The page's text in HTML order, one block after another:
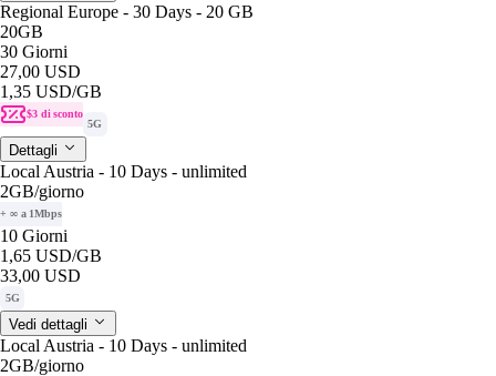
Regional Europe - 30 Days - 20 GB
20GB
30 Giorni
27,00 USD
1,35 USD/GB
$3 di sconto
5G
Dettagli
Local Austria - 10 Days - unlimited
2GB/giorno
+ ∞ a 1Mbps
10 Giorni
1,65 USD/GB
33,00 USD
5G
Vedi dettagli
Local Austria - 10 Days - unlimited
2GB/giorno